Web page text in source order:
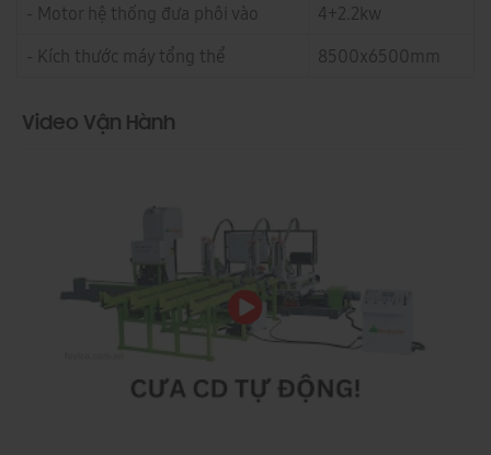
- Motor hệ thống đưa phôi vào
4+2.2kw
- Kích thước máy tổng thể
8500x6500mm
Video Vận Hành